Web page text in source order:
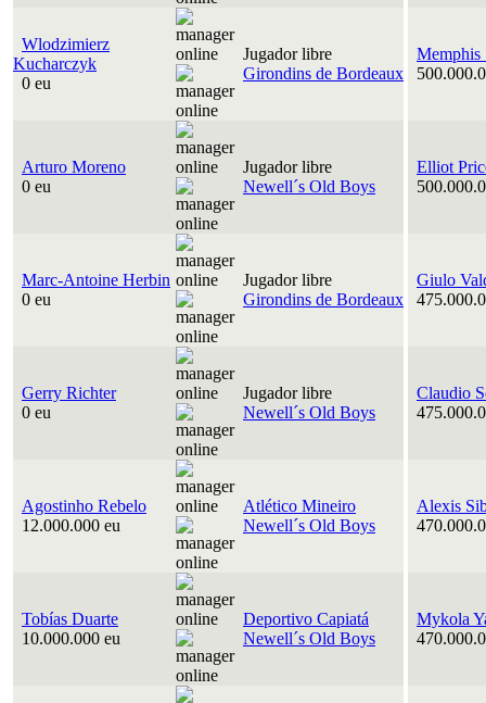
Wlodzimierz
Kucharczyk
0 eu
Jugador libre
Girondins de Bordeaux
Memphis
Arturo Moreno
0 eu
Jugador libre
Newell´s Old Boys
Elliot
Marc-Antoine Herbin
0 eu
Jugador libre
Girondins de Bordeaux
Giulo
Gerry Richter
0 eu
Jugador libre
Newell´s Old Boys
Claudio
Agostinho Rebelo
12.000.000 eu
Atlético Mineiro
Newell´s Old Boys
Alexis
Tobías Duarte
10.000.000 eu
Deportivo Capiatá
Newell´s Old Boys
Mykola